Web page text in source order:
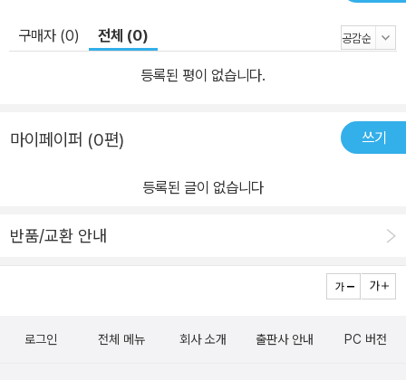
구매자 (0) 전체 (0)
등록된 평이 없습니다.
마이페이퍼 (0편) 쓰기
등록된 글이 없습니다
반품/교환 안내
로그인 전체 메뉴 회사 소개 출판사 안내 PC 버전